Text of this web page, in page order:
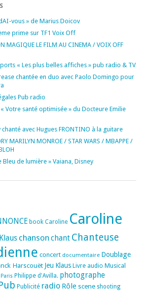
vous » de Marius Doicov
prime sur TF1 Voix Off
MAGIQUE LE FILM AU CINEMA / VOIX OFF
« Les plus belles affiches » pub radio & TV
chantée en duo avec Paolo Domingo pour
Pub radio
Votre santé optimisée » du Docteure Emilie
chanté avec Hugues FRONTINO à la guitare
MARILYN MONROE / STAR WARS / MBAPPE /
Bleu de lumière » Vaiana, Disney
book Caroline Caroline
chanson chant Chanteuse
concert documentaire Doublage
Harscouët Jeu Klaus Livre audio Musical
Paris Philippe d'Avilla. photographe
Publicité radio Rôle scene shooting